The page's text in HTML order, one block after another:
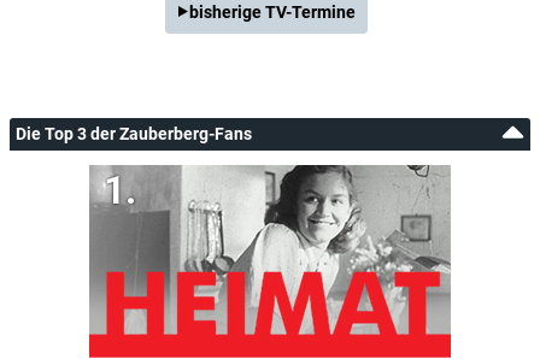
bisherige TV-Termine
Die Top 3 der Zauberberg-Fans